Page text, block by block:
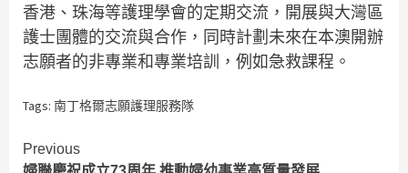
香港、珠海等護理學會的定期交流，開展與大灣區
護士團體的交流與合作，同時計劃未來在本澳開辦
志願者的非專業和專業培訓，例如急救課程。
Tags: 南丁格爾志願護理服務隊
Continue
Previous